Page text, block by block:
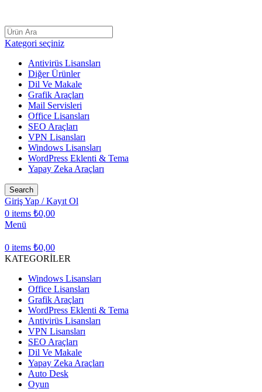
Kategori seçiniz
Antivirüs Lisansları
Diğer Ürünler
Dil Ve Makale
Grafik Araçları
Mail Servisleri
Office Lisansları
SEO Araçları
VPN Lisansları
Windows Lisansları
WordPress Eklenti & Tema
Yapay Zeka Araçları
Search
Giriş Yap / Kayıt Ol
0 items ₺0,00
Menü
0 items ₺0,00
KATEGORİLER
Windows Lisansları
Office Lisansları
Grafik Araçları
WordPress Eklenti & Tema
Antivirüs Lisansları
VPN Lisansları
SEO Araçları
Dil Ve Makale
Yapay Zeka Araçları
Auto Desk
Oyun